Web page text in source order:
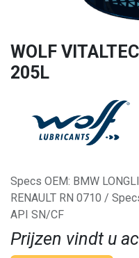
WOLF
205L
Specs OEM: BMW
RENAULT RN 0710 /
API SN/CF
Prijzen vindt u